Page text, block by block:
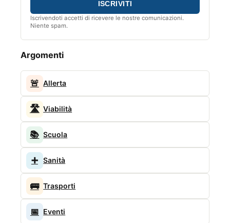
Iscrivendoti accetti di ricevere le nostre comunicazioni.
Niente spam.
Argomenti
🚨 Allerta
🛣️ Viabilità
📚 Scuola
➕ Sanità
🚌 Trasporti
📅 Eventi